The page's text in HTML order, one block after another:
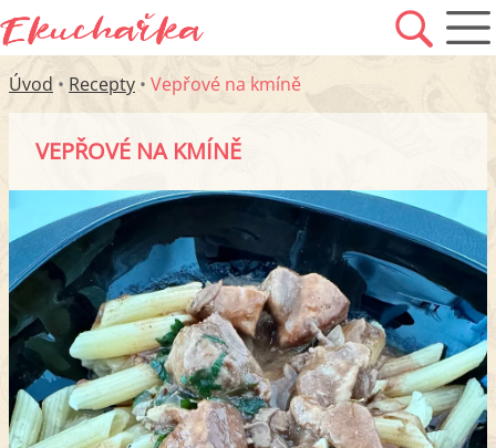
Úvod • Recepty • Vepřové na kmíně
VEPŘOVÉ NA KMÍNĚ